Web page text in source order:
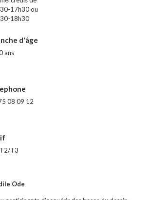
17h30 ou
18h30
d'âge
ans
08 09 12
T3
Ode